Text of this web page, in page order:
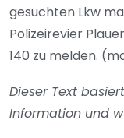
gesuchten Lkw
Polizeirevier
140 zu melden.
Dieser Text
Information und